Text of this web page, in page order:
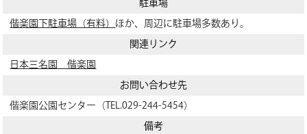
駐車場
偕楽園下駐車場（有料） ほか、周辺に駐車場多数あり。
関連リンク
日本三名園 偕楽園
お問い合わせ先
偕楽園公園センター（TEL.029-244-5454）
備考